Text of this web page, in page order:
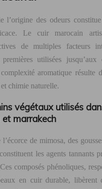
l’origine des odeurs
Le cuir marocain
de multiples facteurs
utilisées jusqu’aux
aromatique résulte
chimie naturelle.
végétaux utilisés
marrakech
de mimosa, des
les agents tannants
composés phénoliques,
en cuir durable, libèrent